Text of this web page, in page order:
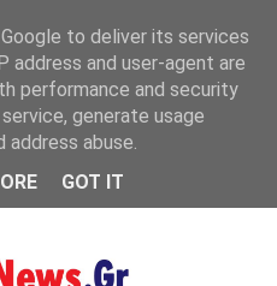
MENU
to deliver its services
address and user-agent are
performance and security
generate usage
abuse.
GOT IT